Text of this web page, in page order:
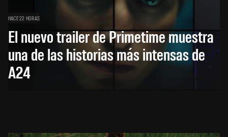
HACE 22 HORAS
El nuevo trailer de Primetime muestra
una de las historias más intensas de
A24